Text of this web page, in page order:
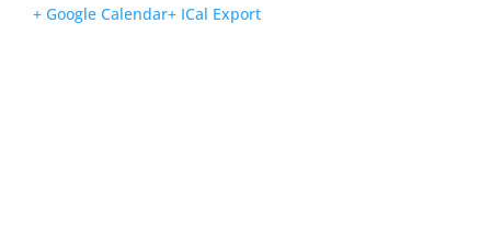
+ Google Calendar+ ICal Export